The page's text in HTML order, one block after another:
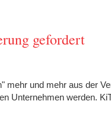
gefordert
mehr und mehr aus der
Unternehmen werden.